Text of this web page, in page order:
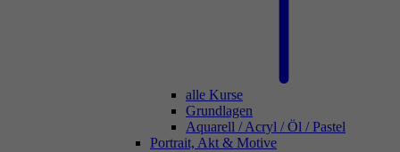
alle Kurse
Grundlagen
Aquarell / Acryl / Öl / Pastel
Portrait, Akt & Motive